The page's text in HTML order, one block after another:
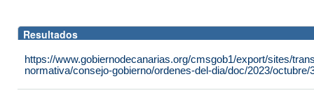
Resultados
https://www.gobiernodecanarias.org/cmsgob1/export/sites/
normativa/consejo-gobierno/ordenes-del-dia/doc/2023/